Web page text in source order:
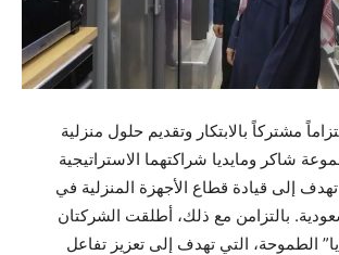
مشتركاً بالابتكار وتقديم حلول منزلية
شاكر ومايديا شراكتهما الاستراتيجية
تهدف إلى قيادة قطاع الأجهزة المنزلية في
بالتزامن مع ذلك، أطلقت الشركتان
الطموحة، التي تهدف إلى تعزيز تفاعل